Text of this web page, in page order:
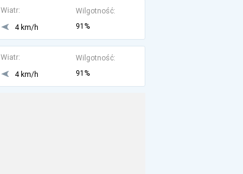
Wiatr:
4 km/h
Wilgotność:
91%
Wiatr:
4 km/h
Wilgotność:
91%